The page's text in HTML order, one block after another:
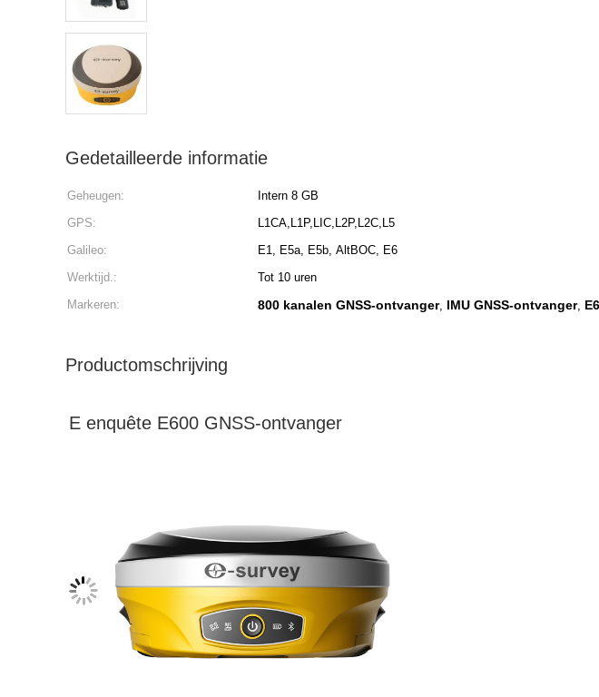
Gedetailleerde informatie
Geheugen: Intern 8 GB
GPS:
L1CA,L1P,LIC,L2P,L2C,L5
Galileo:
E1, E5a, E5b, AltBOC, E6
Werktijd.:
Tot 10 uren
Markeren:
800 kanalen GNSS-ontvanger, IMU GNSS-ontvanger,
Productomschrijving
E enquête E600 GNSS-ontvanger